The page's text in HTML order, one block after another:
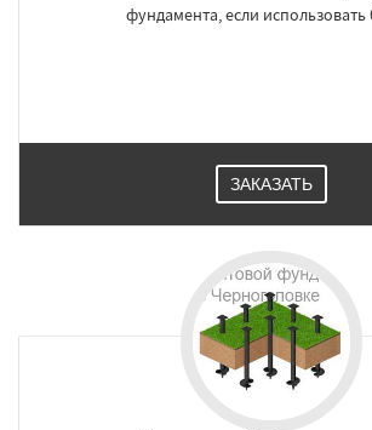
фундамента, если использовать
ЗАКАЗАТЬ